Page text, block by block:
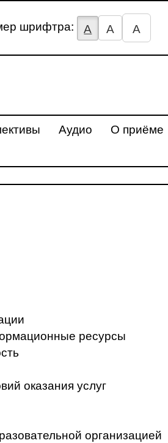
шрифтра: А А А
Аудио О приёме
ресурсы
оказания услуг
организацией